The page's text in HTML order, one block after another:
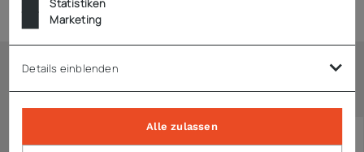
Ähnliche Artikel
Statistiken
Marketing
Details einblenden
Alle zulassen